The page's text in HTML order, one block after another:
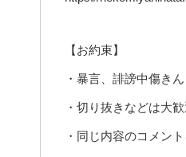
【お約束】
・暴言、誹謗中傷きん
・切り抜きなどは大
・同じ内容のコメン